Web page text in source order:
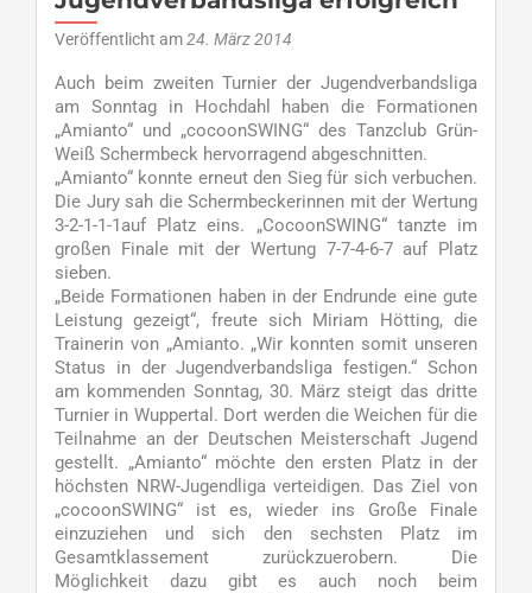
Veröffentlicht am24. März 2014
Auch beim zweiten Turnier der Jugendverbandsliga
am Sonntag in Hochdahl haben die Formationen
„Amianto“ und „cocoonSWING“ des Tanzclub Grün-
Weiß Schermbeck hervorragend abgeschnitten.
„Amianto“ konnte erneut den Sieg für sich verbuchen.
Die Jury sah die Schermbeckerinnen mit der Wertung
3-2-1-1-1auf Platz eins. „CocoonSWING“ tanzte im
großen Finale mit der Wertung 7-7-4-6-7 auf Platz
sieben.
„Beide Formationen haben in der Endrunde eine gute
Leistung gezeigt“, freute sich Miriam Hötting, die
Trainerin von „Amianto. „Wir konnten somit unseren
Status in der Jugendverbandsliga festigen.“ Schon
am kommenden Sonntag, 30. März steigt das dritte
Turnier in Wuppertal. Dort werden die Weichen für die
Teilnahme an der Deutschen Meisterschaft Jugend
gestellt. „Amianto“ möchte den ersten Platz in der
höchsten NRW-Jugendliga verteidigen. Das Ziel von
„cocoonSWING“ ist es, wieder ins Große Finale
einzuziehen und sich den sechsten Platz im
Gesamtklassement zurückzuerobern. Die
Möglichkeit dazu gibt es auch noch beim